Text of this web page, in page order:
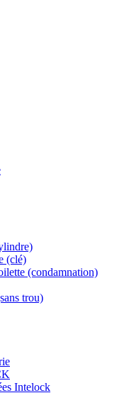
(clé)
(condamnation)
trou)
Intelock